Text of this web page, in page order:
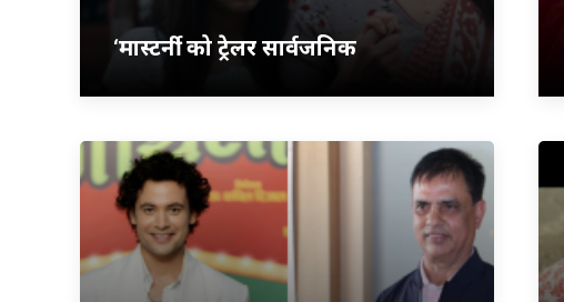
‘मास्टर्नी’ को ट्रेलर सार्वजनिक